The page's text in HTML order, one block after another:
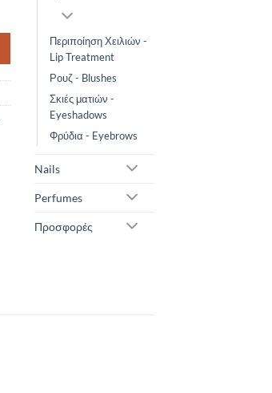
Περιποίηση Χειλιών -
Lip Treatment
Ρουζ - Blushes
Σκιές ματιών -
Eyeshadows
Φρύδια - Eyebrows
Nails
Perfumes
Προσφορές